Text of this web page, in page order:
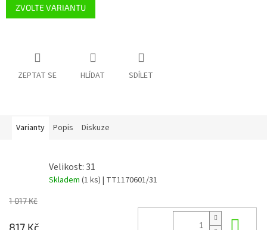
ZVOLTE VARIANTU
ZEPTAT SE HLÍDAT SDÍLET
Varianty Popis Diskuze
Velikost: 31
Skladem (1 ks) | TT1170601/31
1 017 Kč
817 Kč